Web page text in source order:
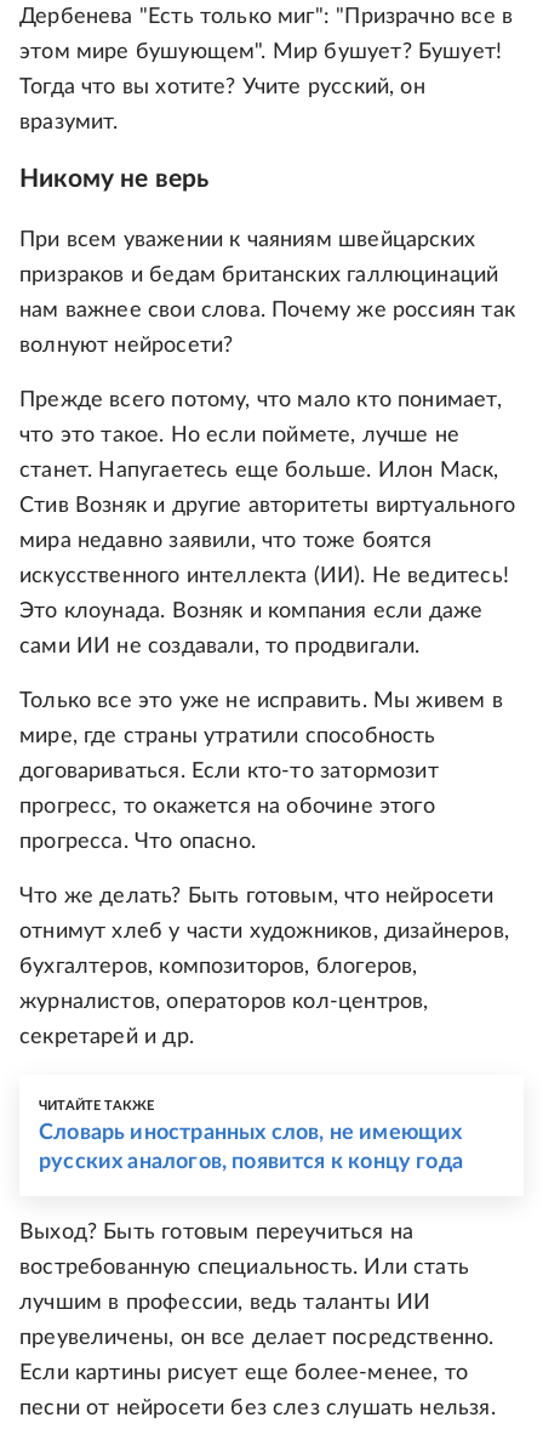
Дербенева "Есть только миг": "Призрачно все в
этом мире бушующем". Мир бушует? Бушует!
Тогда что вы хотите? Учите русский, он
вразумит.
Никому не верь
При всем уважении к чаяниям швейцарских
призраков и бедам британских галлюцинаций
нам важнее свои слова. Почему же россиян так
волнуют нейросети?
Прежде всего потому, что мало кто понимает,
что это такое. Но если поймете, лучше не
станет. Напугаетесь еще больше. Илон Маск,
Стив Возняк и другие авторитеты виртуального
мира недавно заявили, что тоже боятся
искусственного интеллекта (ИИ). Не ведитесь!
Это клоунада. Возняк и компания если даже
сами ИИ не создавали, то продвигали.
Только все это уже не исправить. Мы живем в
мире, где страны утратили способность
договариваться. Если кто-то затормозит
прогресс, то окажется на обочине этого
прогресса. Что опасно.
Что же делать? Быть готовым, что нейросети
отнимут хлеб у части художников, дизайнеров,
бухгалтеров, композиторов, блогеров,
журналистов, операторов кол-центров,
секретарей и др.
ЧИТАЙТЕ ТАКЖЕ
Словарь иностранных слов, не имеющих
русских аналогов, появится к концу года
Выход? Быть готовым переучиться на
востребованную специальность. Или стать
лучшим в профессии, ведь таланты ИИ
преувеличены, он все делает посредственно.
Если картины рисует еще более-менее, то
песни от нейросети без слез слушать нельзя.